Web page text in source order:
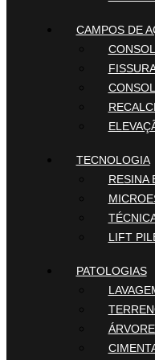
CAMPOS DE
TECNOLOGIA
RESINA
LIFT
PATOLOGIAS